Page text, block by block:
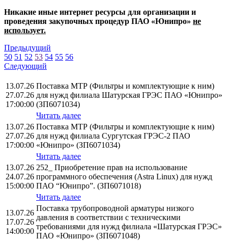
Никакие иные интернет ресурсы для организации и
проведения закупочных процедур ПАО «Юнипро» не
использует.
Предыдущий
50 51 52 53 54 55 56
Следующий
13.07.26
27.07.26
17:00:00
Поставка МТР (Фильтры и комплектующие к ним)
для нужд филиала Шатурская ГРЭС ПАО «Юнипро»
(ЗП6071034)
Читать далее
13.07.26
27.07.26
17:00:00
Поставка МТР (Фильтры и комплектующие к ним)
для нужд филиала Сургутская ГРЭС-2 ПАО
«Юнипро» (ЗП6071034)
Читать далее
13.07.26
24.07.26
15:00:00
252_ Приобретение прав на использование
программного обеспечения (Astra Linux) для нужд
ПАО “Юнипро”. (ЗП6071018)
Читать далее
13.07.26
17.07.26
14:00:00
Поставка трубопроводной арматуры низкого
давления в соответствии с техническими
требованиями для нужд филиала «Шатурская ГРЭС»
ПАО «Юнипро» (ЗП6071048)